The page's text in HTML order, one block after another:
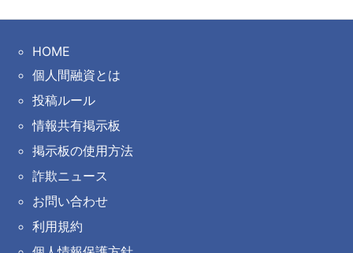
HOME
個人間融資とは
投稿ルール
情報共有掲示板
掲示板の使用方法
詐欺ニュース
お問い合わせ
利用規約